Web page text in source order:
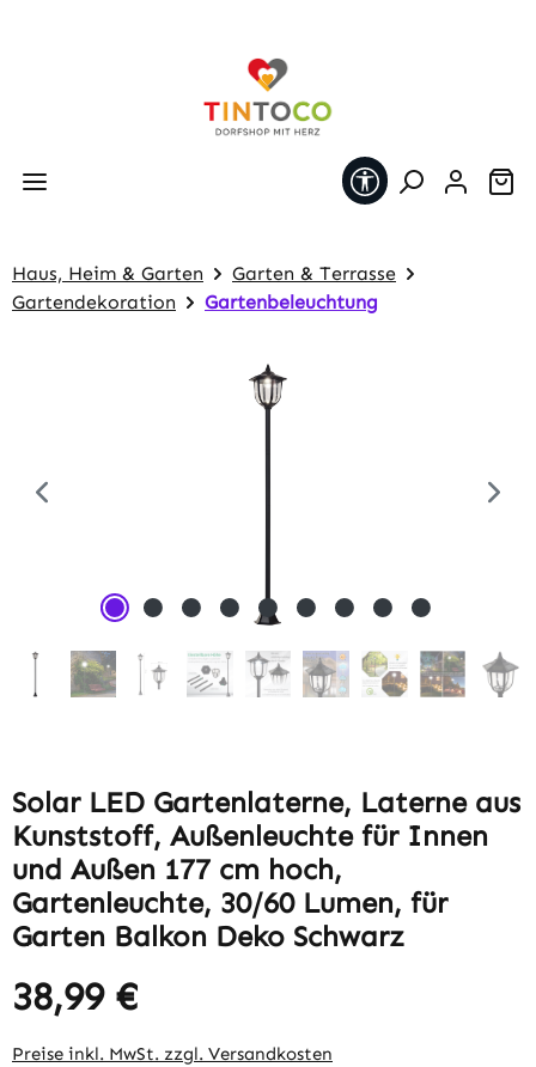
Werkzeugleiste
Haus, Heim & Garten
Garten & Terrasse
Gartendekoration
Gartenbeleuchtung
Solar LED Gartenlaterne, Laterne aus
Kunststoff, Außenleuchte für Innen
und Außen 177 cm hoch,
Gartenleuchte, 30/60 Lumen, für
Garten Balkon Deko Schwarz
Regulärer Preis:
38,99 €
Preise inkl. MwSt. zzgl. Versandkosten